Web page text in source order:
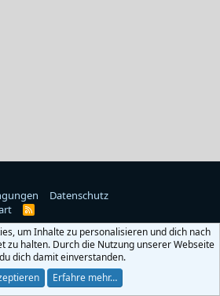
Datenschutz
R
S
um Inhalte zu personalisieren und dich nach
zu halten. Durch die Nutzung unserer Webseite
dich damit einverstanden.
Erfahre mehr…